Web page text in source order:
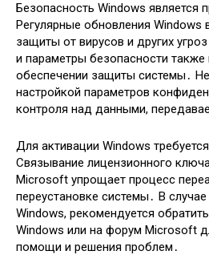
Безопасность Windows является
Регулярные обновления Windows
защиты от вирусов и других
и параметры безопасности
обеспечении защиты системы․
настройкой параметров
контроля над данными,
Для активации Windows
Связывание лицензионного
Microsoft упрощает процесс
переустановке системы․ В
Windows, рекомендуется
Windows или на форум Microsoft
помощи и решения проблем․